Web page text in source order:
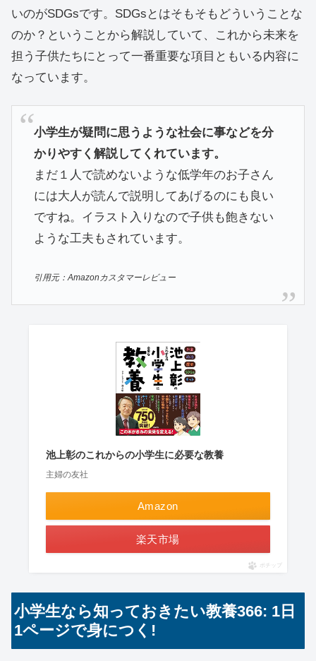
いのがSDGsです。SDGsとはそもそもどういうことな
のか？ということから解説していて、これから未来を
担う子供たちにとって一番重要な項目ともいる内容に
なっています。
小学生が疑問に思うような社会に事などを分
かりやすく解説してくれています。
まだ１人で読めないような低学年のお子さん
には大人が読んで説明してあげるのにも良い
ですね。イラスト入りなので子供も飽きない
ような工夫もされています。
引用元：Amazonカスタマーレビュー
池上彰のこれからの小学生に必要な教養
主婦の友社
Amazon
楽天市場
ポチップ
小学生なら知っておきたい教養366: 1日
1ページで身につく!